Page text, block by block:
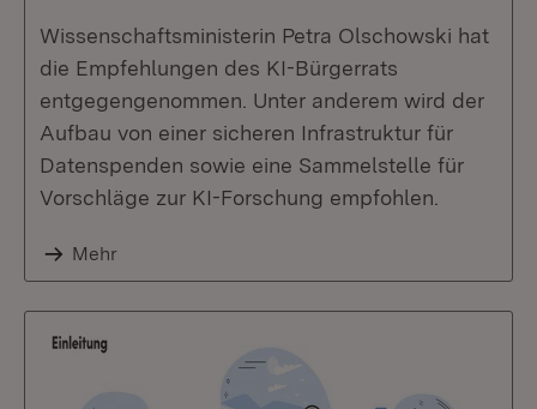
Wissenschaftsministerin Petra Olschowski hat
die Empfehlungen des KI-Bürgerrats
entgegengenommen. Unter anderem wird der
Aufbau von einer sicheren Infrastruktur für
Datenspenden sowie eine Sammelstelle für
Vorschläge zur KI-Forschung empfohlen.
Mehr